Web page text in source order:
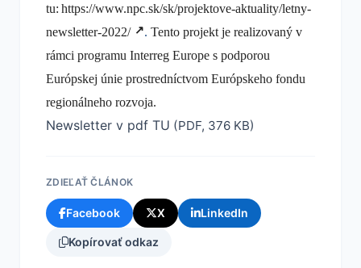
tu: https://www.npc.sk/sk/projektove-aktuality/letny-
newsletter-2022/
. Tento projekt je realizovaný v
rámci programu Interreg Europe s podporou
Európskej únie prostredníctvom Európskeho fondu
regionálneho rozvoja.
Newsletter v pdf TU (PDF, 376 KB)
ZDIEĽAŤ ČLÁNOK
Facebook X LinkedIn
Kopírovať odkaz